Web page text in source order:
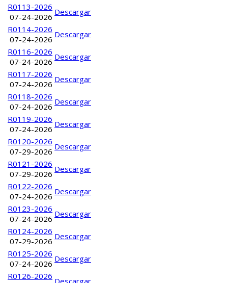
R0113-2026
07-24-2026 Descargar
R0114-2026
07-24-2026 Descargar
R0116-2026
07-24-2026 Descargar
R0117-2026
07-24-2026 Descargar
R0118-2026
07-24-2026 Descargar
R0119-2026
07-24-2026 Descargar
R0120-2026
07-29-2026 Descargar
R0121-2026
07-29-2026 Descargar
R0122-2026
07-24-2026 Descargar
R0123-2026
07-24-2026 Descargar
R0124-2026
07-29-2026 Descargar
R0125-2026
07-24-2026 Descargar
R0126-2026 Descargar